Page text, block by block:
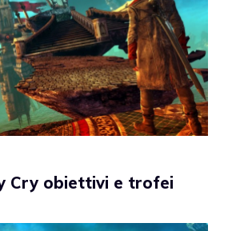
Cry obiettivi e trofei